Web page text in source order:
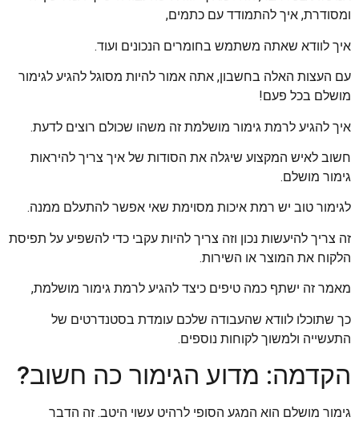
ומסודרת, איך להתמודד עם כתמים,
איך לוודא שאתה משתמש בחומרים הנכונים ועוד.
עם העצות האלה בחשבון, אתה אמור להיות מסוגל להגיע לגימור
מושלם בכל פעם!
איך להגיע לרמת גימור מושלמת זה משהו שכולם רוצים לדעת.
חשוב לאיש המקצוע שיגלה את הסודות של איך צריך להיראות
גימור מושלם.
לגימור טוב יש רמת איכות מסוימת שאי אפשר להתעלם ממנה.
זה צריך להיעשות נכון וזה צריך להיות עקבי כדי להשפיע על תפיסת
הלקוח את המוצר או השירות.
מאמר זה ישתף כמה טיפים כיצד להגיע לרמת גימור מושלמת,
כך שתוכלו לוודא שהעבודה שלכם עומדת בסטנדרטים של
התעשייה ולמשוך לקוחות נוספים.
הקדמה: מדוע הגימור כה חשוב?
גימור מושלם הוא המגע הסופי לרהיט עשוי היטב. זה הדבר